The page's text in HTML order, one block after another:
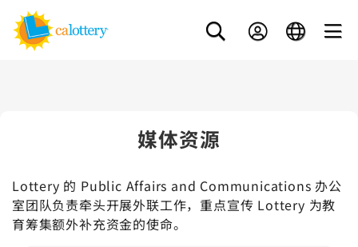
媒体资源
Lottery 的 Public Affairs and Communications 办公
室团队负责牵头开展外联工作，重点宣传 Lottery 为教
育筹集额外补充资金的使命。